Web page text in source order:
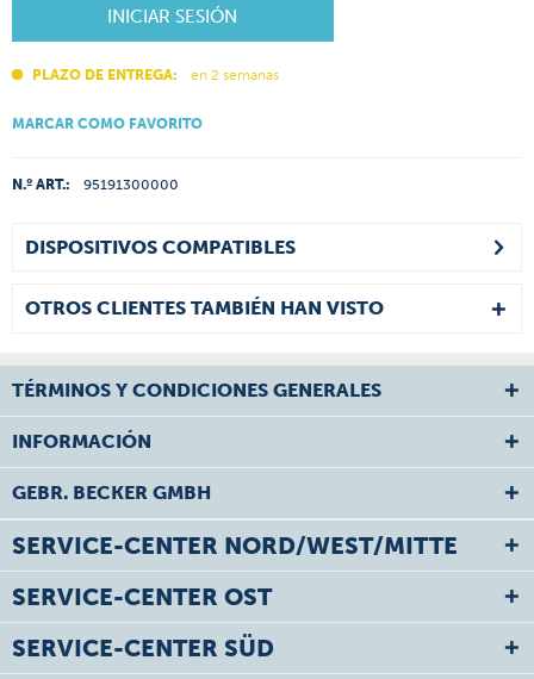
INICIAR SESIÓN
PLAZO DE ENTREGA: en 2 semanas
MARCAR COMO FAVORITO
N.º ART.: 95191300000
DISPOSITIVOS COMPATIBLES
OTROS CLIENTES TAMBIÉN HAN VISTO
TÉRMINOS Y CONDICIONES GENERALES
INFORMACIÓN
GEBR. BECKER GMBH
SERVICE-CENTER NORD/WEST/MITTE
SERVICE-CENTER OST
SERVICE-CENTER SÜD